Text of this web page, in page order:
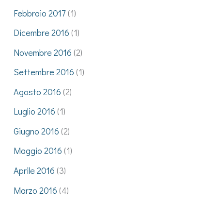
Febbraio 2017(1)
Dicembre 2016 (1)
Novembre 2016 (2)
Settembre 2016 (1)
Agosto 2016 (2)
Luglio 2016 (1)
Giugno 2016 (2)
Maggio 2016 (1)
Aprile 2016 (3)
Marzo 2016 (4)